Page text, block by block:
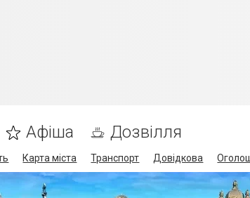
Афіша Дозвілля
Карта міста Транспорт Довідкова